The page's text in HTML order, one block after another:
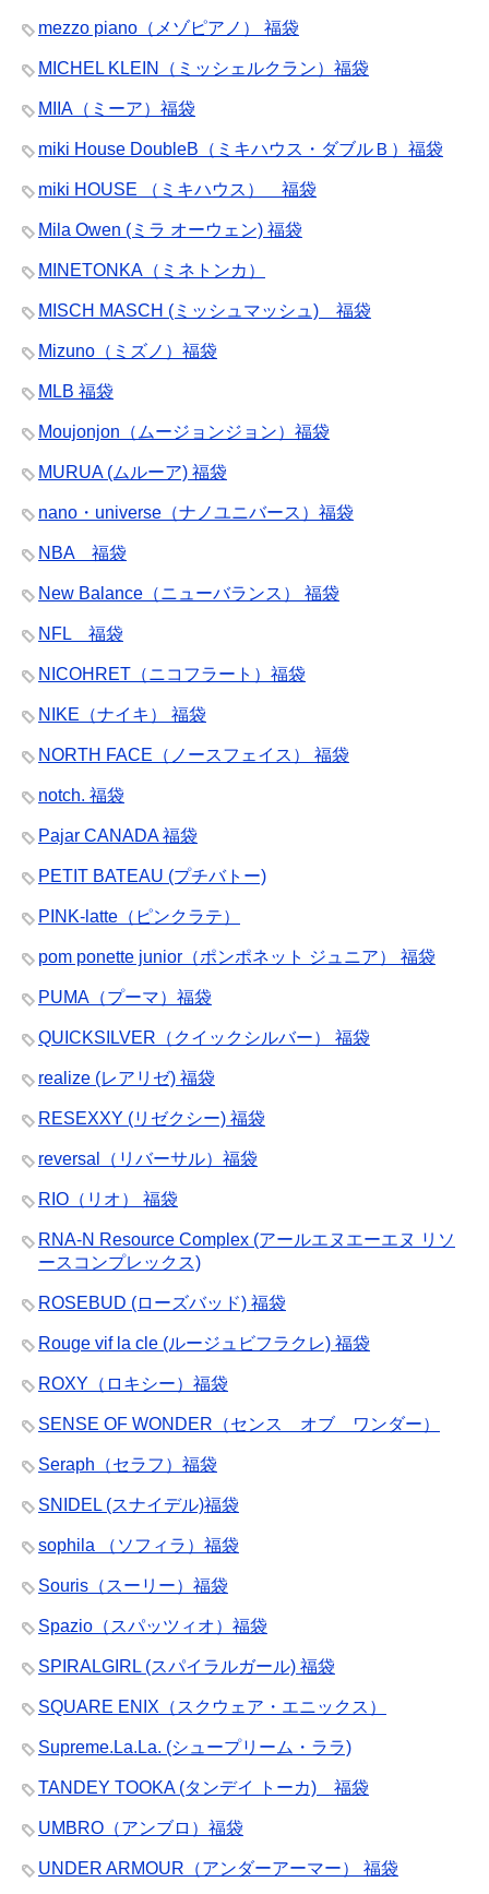
mezzo piano（メゾピアノ） 福袋
MICHEL KLEIN（ミッシェルクラン）福袋
MIIA（ミーア）福袋
miki House DoubleB（ミキハウス・ダブルＢ）福袋
miki HOUSE （ミキハウス） 福袋
Mila Owen (ミラ オーウェン) 福袋
MINETONKA（ミネトンカ）
MISCH MASCH (ミッシュマッシュ) 福袋
Mizuno（ミズノ）福袋
MLB 福袋
Moujonjon（ムージョンジョン）福袋
MURUA (ムルーア) 福袋
nano・universe（ナノユニバース）福袋
NBA 福袋
New Balance（ニューバランス） 福袋
NFL 福袋
NICOHRET（ニコフラート）福袋
NIKE（ナイキ） 福袋
NORTH FACE（ノースフェイス） 福袋
notch. 福袋
Pajar CANADA 福袋
PETIT BATEAU (プチバトー)
PINK-latte（ピンクラテ）
pom ponette junior（ポンポネット ジュニア） 福袋
PUMA（プーマ）福袋
QUICKSILVER（クイックシルバー） 福袋
realize (レアリゼ) 福袋
RESEXXY (リゼクシー) 福袋
reversal（リバーサル）福袋
RIO（リオ） 福袋
RNA-N Resource Complex (アールエヌエーエヌ リソ
ースコンプレックス)
ROSEBUD (ローズバッド) 福袋
Rouge vif la cle (ルージュビフラクレ) 福袋
ROXY（ロキシー）福袋
SENSE OF WONDER（センス オブ ワンダー）
Seraph（セラフ）福袋
SNIDEL (スナイデル)福袋
sophila （ソフィラ）福袋
Souris（スーリー）福袋
Spazio（スパッツィオ）福袋
SPIRALGIRL (スパイラルガール) 福袋
SQUARE ENIX（スクウェア・エニックス）
Supreme.La.La. (シュープリーム・ララ)
TANDEY TOOKA (タンデイ トーカ) 福袋
UMBRO（アンブロ）福袋
UNDER ARMOUR（アンダーアーマー） 福袋